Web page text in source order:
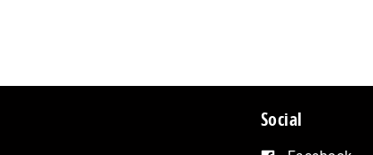
Social